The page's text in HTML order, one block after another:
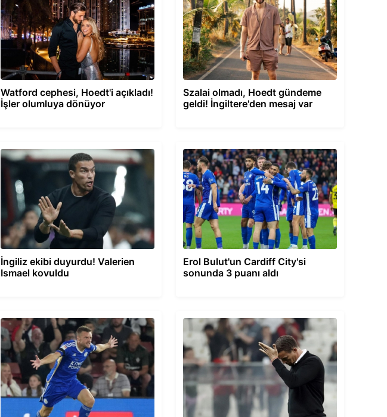
Watford cephesi, Hoedt'i açıkladı!
İşler olumluya dönüyor
Szalai olmadı, Hoedt gündeme
geldi! İngiltere'den mesaj var
İngiliz ekibi duyurdu! Valerien
Ismael kovuldu
Erol Bulut'un Cardiff City'si
sonunda 3 puanı aldı